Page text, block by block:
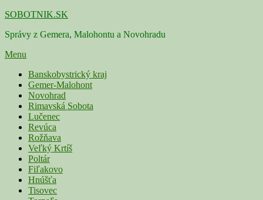
Skip
content
SOBOTNIK.SK
Správy z Gemera, Malohontu a Novohradu
Menu
Primárne
menu
Banskobystrický kraj
Gemer-Malohont
Novohrad
Rimavská Sobota
Lučenec
Revúca
Rožňava
Veľký Krtíš
Poltár
Fiľakovo
Hnúšťa
Tisovec